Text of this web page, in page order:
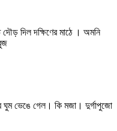
দৌড় দিল দক্ষিণের মাঠে । অমনি
ঘুম ভেঙে গেল। কি মজা। দুর্গাপুজো